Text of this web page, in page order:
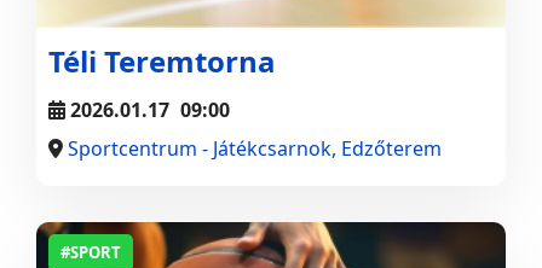
Téli Teremtorna
2026.01.17 09:00
Sportcentrum - Játékcsarnok, Edzőterem
#SPORT